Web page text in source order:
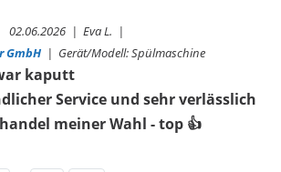
02.06.2026 | Eva L. |
GmbH | Gerät/Modell:Spülmaschine
kaputt
Service und sehr verlässlich
meiner Wahl - top 👍